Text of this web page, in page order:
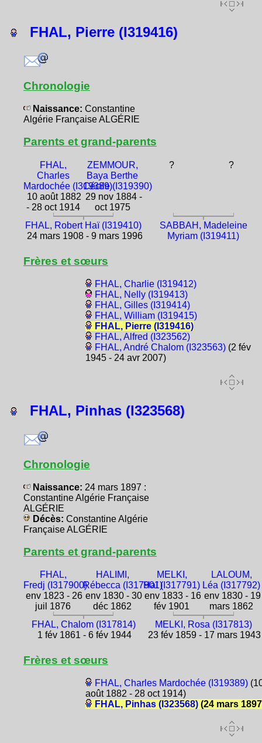
FHAL, Pierre (I319416)
Chronologie
Naissance: Constantine
Algérie Française ALGÉRIE
Parents et grand-parents
FHAL,
Charles
Mardochée (I319389)
10 août 1882
- 28 oct 1914
ZEMMOUR,
Baya Berthe
Cécile (I319390)
29 nov 1884 -
oct 1975
? ?
FHAL, Robert Haï (I319410)
24 mars 1908 - 9 mars 1996
SABBAH, Madeleine
Myriam (I319411)
Frères et sœurs
FHAL, Charlie (I319412)
FHAL, Nelly (I319413)
FHAL, Gilles (I319414)
FHAL, William (I319415)
FHAL, Pierre (I319416)
FHAL, Alfred (I323562)
FHAL, André Chalom (I323563)(2 fév
1945 - 24 avr 2007)
FHAL, Pinhas (I323568)
Chronologie
Naissance: 24 mars 1897 :
Constantine Algérie Française
ALGÉRIE
Décès: Constantine Algérie
Française ALGÉRIE
Parents et grand-parents
FHAL,
Fredj (I317900)
env 1823 - 26
juil 1876
HALIMI,
Rébecca (I317901)
env 1830 - 30
déc 1862
MELKI,
Haï (I317791)
env 1833 - 16
fév 1901
LALOUM,
Léa (I317792)
env 1830 - 19
mars 1862
FHAL, Chalom (I317814)
1 fév 1861 - 6 fév 1944
MELKI, Rosa (I317813)
23 fév 1859 - 17 mars 1943
Frères et sœurs
FHAL, Charles Mardochée (I319389)
août 1882 - 28 oct 1914)
FHAL, Pinhas (I323568)(24 mars